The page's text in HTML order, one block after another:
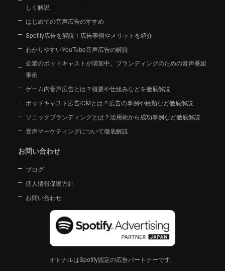
しく解説
はじめての音声広告のすすめ
Spotify広告を解説！広告事例やメリットを紹介
わかりやすいYouTube音声広告の解説
企業のポッドキャストが増加中。ブランディングのための音声番組
事例
ゲーム内音声広告とは？概要や仕組みなどを徹底解説
ポッドキャスト広告/CMとは？広告の事例や種類など徹底解説
ソニックブランディングとは？活用術から成功事例など徹底解説
音声マーケティングについて徹底解説
お問い合わせ
ブログ
個人情報保護方針
お問い合わせ
オトナルはSpotify認定の広告パートナーです。